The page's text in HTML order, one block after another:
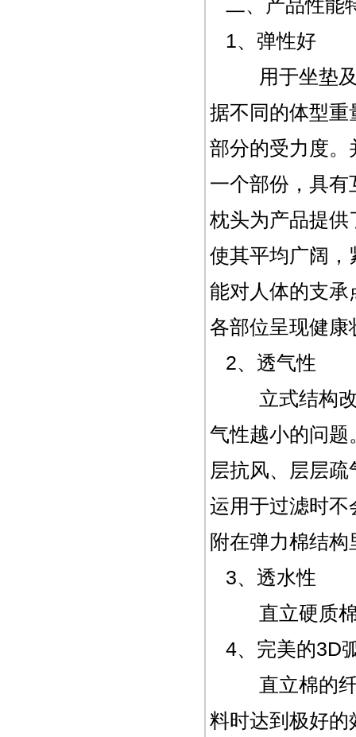
二、产品性能
1、弹性好
用于坐垫及
据不同的体型重
部分的受力度。
一个部份，具
枕头为产品提供
使其平均广阔，
能对人体的支承
各部位呈现健康
2、透气性
立式结构改
气性越小的问题
层抗风、层层
运用于过滤时不
附在弹力棉结
3、透水性
直立硬质棉
4、完美的3D
直立棉的纤
料时达到极好的